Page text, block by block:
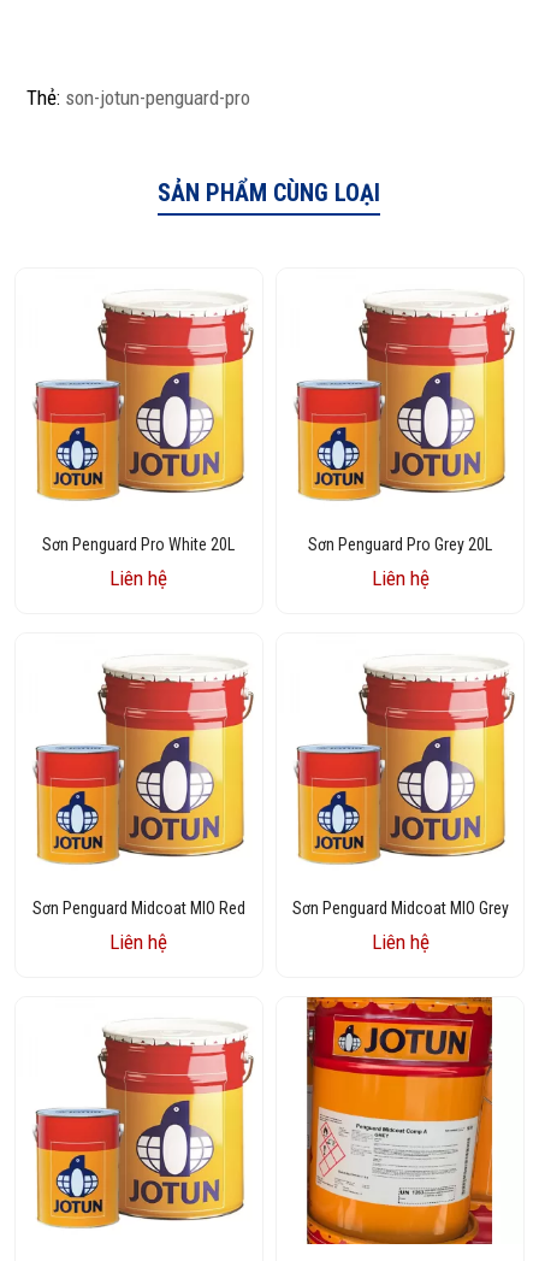
Thẻ: son-jotun-penguard-pro
SẢN PHẨM CÙNG LOẠI
Sơn Penguard Pro White 20L
Liên hệ
Sơn Penguard Pro Grey 20L
Liên hệ
Sơn Penguard Midcoat MIO Red
Liên hệ
Sơn Penguard Midcoat MIO Grey
Liên hệ